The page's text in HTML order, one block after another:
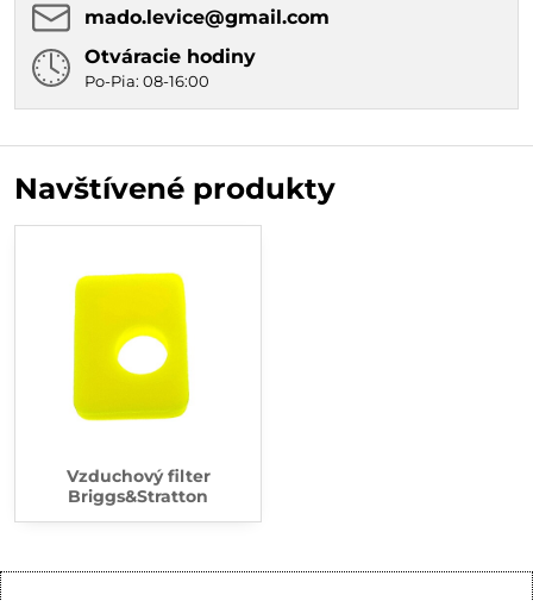
mado​.levice​@gmail​.com
Otváracie hodiny
Po-Pia: 08-16:00
Navštívené produkty
Vzduchový filter
Briggs&Stratton